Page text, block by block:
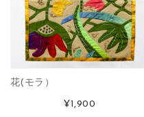
花(モラ）
¥1,900